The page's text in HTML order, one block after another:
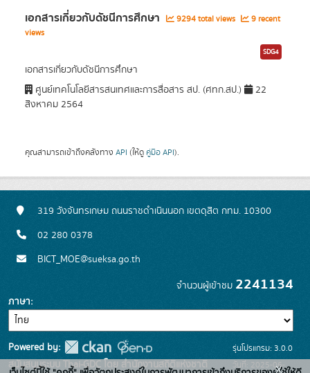
เอกสารเกี่ยวกับดัชนีการศึกษา 9294 total views
9 recent
views
SDG4
เอกสารเกี่ยวกับดัชนีการศึกษา
ศูนย์เทคโนโลยีสารสนเทศและการสื่อสาร สป. (ศทก.สป.)
22
สิงหาคม 2564
คุณสามารถเข้าถึงคลังทาง API (ให้ดู คู่มือ API).
319 วังจันทรเกษม ถนนราชดำเนินนอก เขตดุสิต กทม. 10300
02 280 0378
BICT_MOE@sueksa.go.th
จำนวนผู้เข้าชม 2241134
ภาษา
Powered by:
สนับสนุนระบบ Thai-GDC โดย สำนักงานสถิติแห่งชาติ
รุ่นโปรแกรม: 3.0.0
วันที่: 2025-06-